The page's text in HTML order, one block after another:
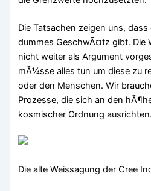
Die Tatsachen zeigen uns,
dummes GeschwÃ¤tz gibt. Die
nicht weiter als Argument
mÃ¼sse alles tun um diese zu
oder den Menschen. Wir
Prozesse, die sich an den
kosmischer Ordnung ausrichten.
Die alte Weissagung der Cree